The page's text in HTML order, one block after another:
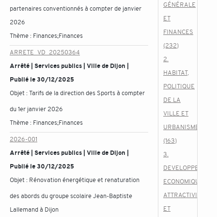
partenaires conventionnés à compter de janvier
2026
Thème : Finances;Finances
ARRETE_VD_20250364
Arrêté | Services publics | Ville de Dijon |
Publié le 30/12/2025
Objet :Tarifs de la direction des Sports à compter
du 1er janvier 2026
Thème : Finances;Finances
2026-001
Arrêté | Services publics | Ville de Dijon |
Publié le 30/12/2025
Objet : Rénovation énergétique et renaturation
des abords du groupe scolaire Jean-Baptiste
Lallemand à Dijon
GÉNÉRALE
ET
FINANCES
(232)
2.
HABITAT,
POLITIQUE
DE LA
VILLE ET
URBANISME
(163)
3.
DEVELOPPEMENT
ECONOMIQUE,
ATTRACTIVITE
ET